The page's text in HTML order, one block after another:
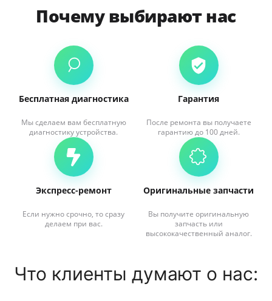
Почему выбирают нас
Бесплатная диагностика
Мы сделаем вам бесплатную
диагностику устройства.
Гарантия
После ремонта вы получаете
гарантию до 100 дней.
Экспресс-ремонт
Если нужно срочно, то сразу
делаем при вас.
Оригинальные запчасти
Вы получите оригинальную
запчасть или
высококачественный аналог.
Что клиенты думают о нас: